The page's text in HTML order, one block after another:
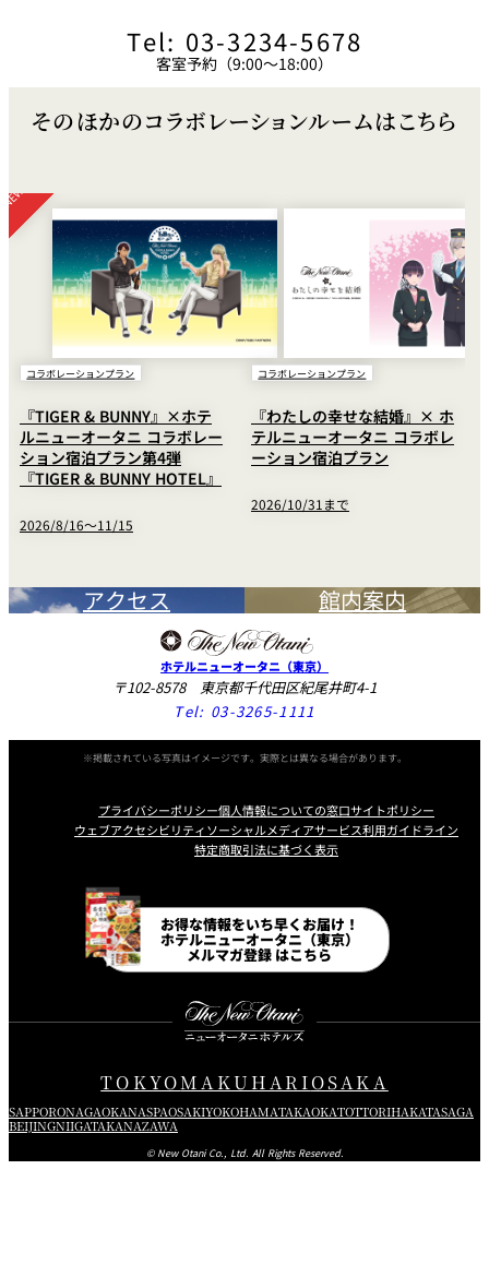
Tel: 03-3234-5678
客室予約（9:00～18:00）
そのほかのコラボレーションルームはこちら
コラボレーションプラン
『TIGER & BUNNY』×ホテ
ルニューオータニ コラボレー
ション宿泊プラン第4弾
『TIGER & BUNNY HOTEL』
2026/8/16〜11/15
コラボレーションプラン
『わたしの幸せな結婚』× ホ
テルニューオータニ コラボレ
ーション宿泊プラン
2026/10/31まで
アクセス 館内案内
ホテルニューオータニ（東京）
〒102-8578 東京都千代田区紀尾井町4-1
Tel: 03-3265-1111
※掲載されている写真はイメージです。実際とは異なる場合があります。
プライバシーポリシー個人情報についての窓口サイトポリシー
ウェブアクセシビリティソーシャルメディアサービス利用ガイドライン
特定商取引法に基づく表示
お得な情報をいち早くお届け！
ホテルニューオータニ（東京）
メルマガ登録 はこちら
TOKYOMAKUHARIOSAKA
SAPPORONAGAOKANASPAOSAKIYOKOHAMATAKAOKATOTTORIHAKATASAGA
BEIJINGNIIGATAKANAZAWA
© New Otani Co., Ltd. All Rights Reserved.